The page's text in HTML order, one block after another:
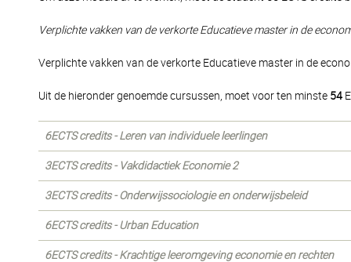
Verplichte vakken van de verkorte Educatieve master in de
Verplichte vakken van de verkorte Educatieve master in de
Uit de hieronder genoemde cursussen, moet voor ten minste 54
6ECTS credits - Leren van individuele leerlingen
3ECTS credits - Vakdidactiek Economie 2
3ECTS credits - Onderwijssociologie en onderwijsbeleid
6ECTS credits - Urban Education
6ECTS credits - Krachtige leeromgeving economie en rechten